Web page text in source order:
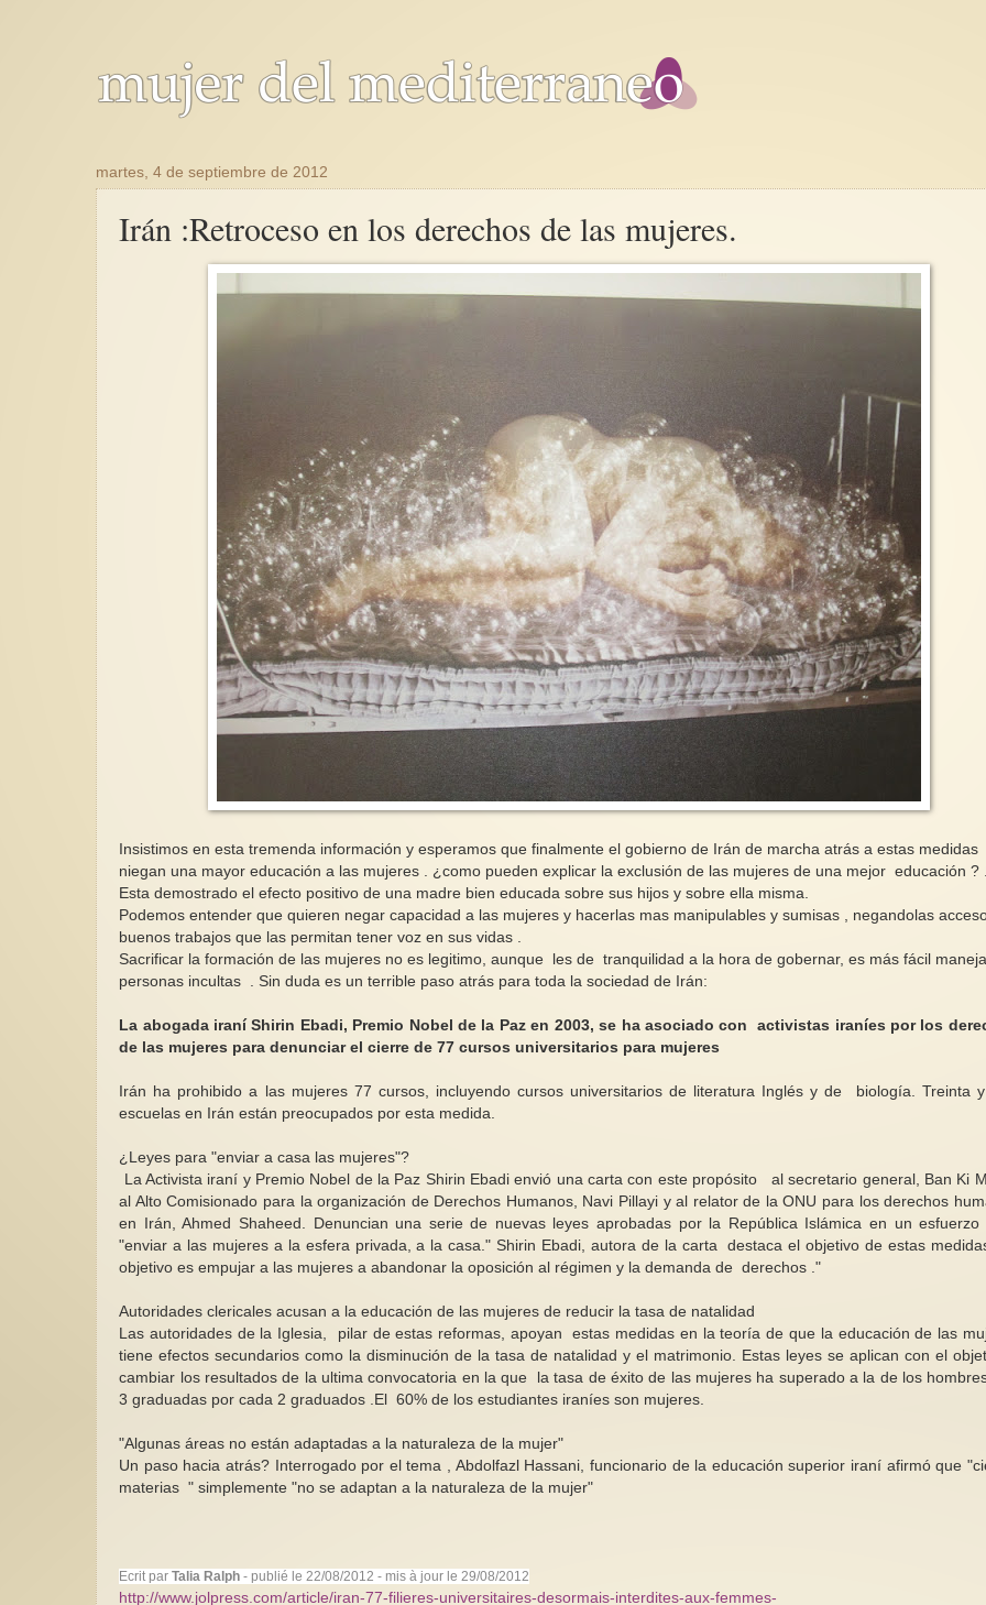
martes, 4 de septiembre de 2012
Irán :Retroceso en los derechos de las mujeres.
Insistimos en esta tremenda información y esperamos que finalmente el gobierno de Irán de marcha atrás a estas medidas
niegan una mayor educación a las mujeres . ¿como pueden explicar la exclusión de las mujeres de una mejor educación ? .
Esta demostrado el efecto positivo de una madre bien educada sobre sus hijos y sobre ella misma.
Podemos entender que quieren negar capacidad a las mujeres y hacerlas mas manipulables y sumisas , negandolas
buenos trabajos que las permitan tener voz en sus vidas .
Sacrificar la formación de las mujeres no es legitimo, aunque les de tranquilidad a la hora de gobernar, es más fácil
personas incultas . Sin duda es un terrible paso atrás para toda la sociedad de Irán:
La abogada iraní Shirin Ebadi, Premio Nobel de la Paz en 2003, se ha asociado con activistas iraníes por los
de las mujeres para denunciar el cierre de 77 cursos universitarios para mujeres
Irán ha prohibido a las mujeres 77 cursos, incluyendo cursos universitarios de literatura Inglés y de biología. Treinta
escuelas en Irán están preocupados por esta medida.
¿Leyes para "enviar a casa las mujeres"?
La Activista iraní y Premio Nobel de la Paz Shirin Ebadi envió una carta con este propósito al secretario general, Ban Ki
al Alto Comisionado para la organización de Derechos Humanos, Navi Pillayi y al relator de la ONU para los derechos
en Irán, Ahmed Shaheed. Denuncian una serie de nuevas leyes aprobadas por la República Islámica en un esfuerzo
"enviar a las mujeres a la esfera privada, a la casa." Shirin Ebadi, autora de la carta destaca el objetivo de estas
objetivo es empujar a las mujeres a abandonar la oposición al régimen y la demanda de derechos ."
Autoridades clericales acusan a la educación de las mujeres de reducir la tasa de natalidad
Las autoridades de la Iglesia, pilar de estas reformas, apoyan estas medidas en la teoría de que la educación de las
tiene efectos secundarios como la disminución de la tasa de natalidad y el matrimonio. Estas leyes se aplican con el
cambiar los resultados de la ultima convocatoria en la que la tasa de éxito de las mujeres ha superado a la de los
3 graduadas por cada 2 graduados .El 60% de los estudiantes iraníes son mujeres.
"Algunas áreas no están adaptadas a la naturaleza de la mujer"
Un paso hacia atrás? Interrogado por el tema , Abdolfazl Hassani, funcionario de la educación superior iraní afirmó que
materias " simplemente "no se adaptan a la naturaleza de la mujer"
Ecrit parTalia Ralph - publié le 22/08/2012 - mis à jour le 29/08/2012
http://www.jolpress.com/article/iran-77-filieres-universitaires-desormais-interdites-aux-femmes-
“Quien te viera dijera: “Es solo
una.” …Pero cuando yo te veo
siento el amor y el apoyo de...
enfrentar la
Por increíble que a
pueda parecer, la
violencia feminicida